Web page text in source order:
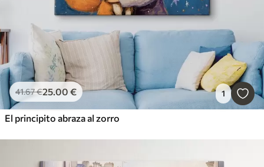
41.67€25.00 € 1
El principito abraza al zorro